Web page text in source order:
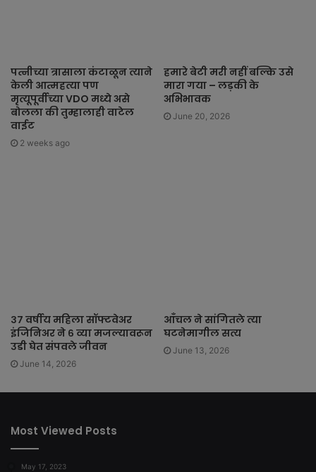
पत्नीच्या त्रासाला कंटाळून त्याने
केली आत्महत्या पण
मृत्यूपूर्वीच्या VDO मध्ये असे
बोलला की तुम्हालाही वाटेल
वाईट
2 weeks ago
हमारे बेटी मरी नहीं बल्कि उसे
मारा गया – लड़की के
अभिभावक
June 20, 2026
३७ वर्षीय महिला सॉफ्टवेअर
इंजिनिअर ने ६ व्या मजल्यावरून
उडी घेत संपवले जीवन
June 14, 2026
आँचल ने सांगितले त्या
घटनेमागील सत्य
June 13, 2026
Most Viewed Posts
May 17, 2023